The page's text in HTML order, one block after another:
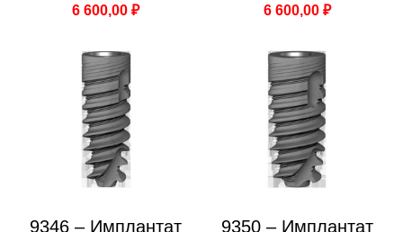
6 600,00 ₽ 6 600,00 ₽
9346 – Имплантат
9350 – Имплантат